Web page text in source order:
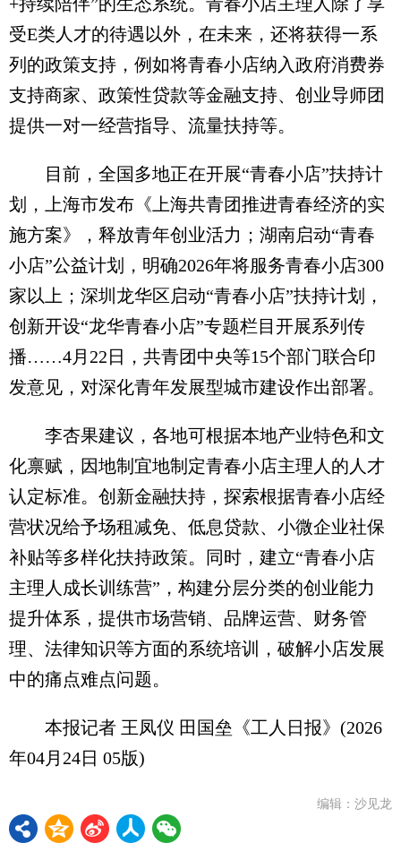
受E类人才的待遇以外，在未来，还将获得一系
列的政策支持，例如将青春小店纳入政府消费券
支持商家、政策性贷款等金融支持、创业导师团
提供一对一经营指导、流量扶持等。
目前，全国多地正在开展“青春小店”扶持计
划，上海市发布《上海共青团推进青春经济的实
施方案》，释放青年创业活力；湖南启动“青春
小店”公益计划，明确2026年将服务青春小店300
家以上；深圳龙华区启动“青春小店”扶持计划，
创新开设“龙华青春小店”专题栏目开展系列传
播……4月22日，共青团中央等15个部门联合印
发意见，对深化青年发展型城市建设作出部署。
李杏果建议，各地可根据本地产业特色和文
化禀赋，因地制宜地制定青春小店主理人的人才
认定标准。创新金融扶持，探索根据青春小店经
营状况给予场租减免、低息贷款、小微企业社保
补贴等多样化扶持政策。同时，建立“青春小店
主理人成长训练营”，构建分层分类的创业能力
提升体系，提供市场营销、品牌运营、财务管
理、法律知识等方面的系统培训，破解小店发展
中的痛点难点问题。
本报记者 王凤仪 田国垒《工人日报》(2026
年04月24日 05版)
编辑：沙见龙